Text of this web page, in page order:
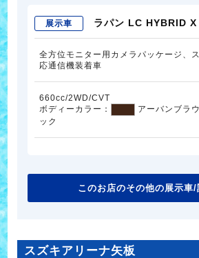
展示車 ラパン LC HYBRID X
全方位モニター用カメラパッケージ、
応通信機装着車
660cc/2WD/CVT
ボディーカラー：
アーバンブラ
ック
このお店のその他の展示車/
スズキアリーナ矢板